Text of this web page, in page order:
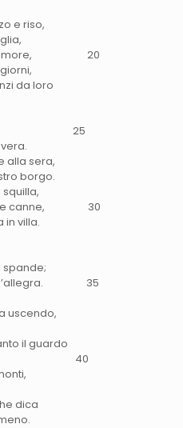
e riso,
amore, 20
,
da loro
25
alla sera,
borgo.
canne, 30
in villa.
spande;
35
uscendo,
il guardo
dica